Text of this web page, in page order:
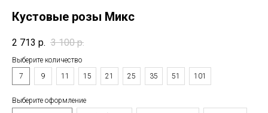
Кустовые розы Микс
2 713 р. 3 100 р.
Выберите количество
7
9 11 15 21 25 35 51 101
Выберите оформление